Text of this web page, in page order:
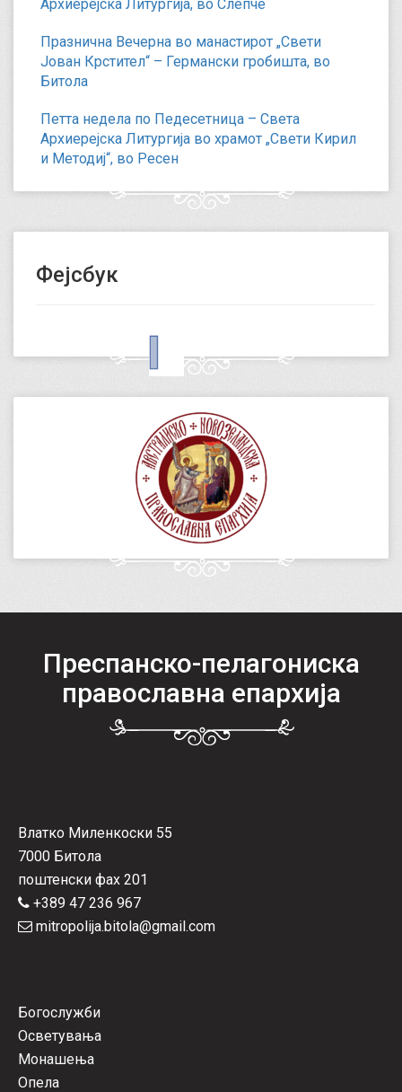
Архиерејска Литургија, во Слепче
Празнична Вечерна во манастирот „Свети
Јован Крстител“ – Германски гробишта, во
Битола
Петта недела по Педесетница – Света
Архиерејска Литургија во храмот „Свети Кирил
и Методиј“, во Ресен
Фејсбук
Преспанско-пелагониска
православна епархија
Влатко Миленкоски 55
7000 Битола
поштенски фах 201
+389 47 236 967
mitropolija.bitola@gmail.com
Богослужби
Осветувања
Монашења
Опела